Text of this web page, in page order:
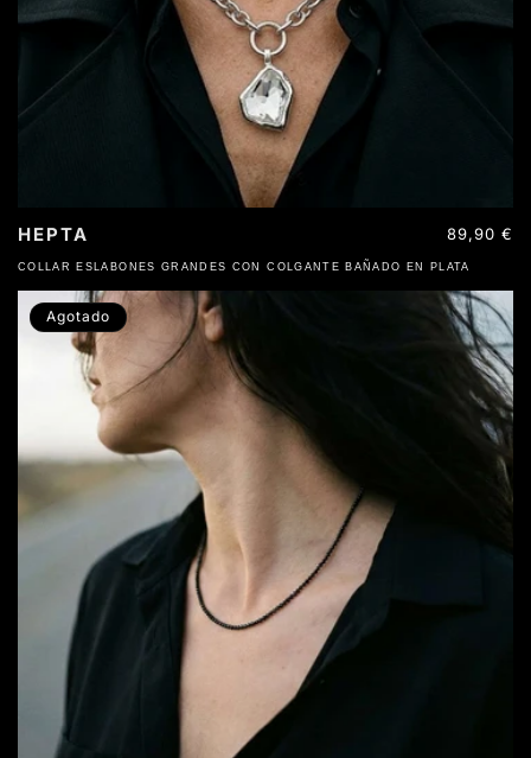
COLLAR ESLABONES GRANDES CON COLGANTE BAÑADO EN PLATA
HEPTA
Precio
89,90 €
Agotado